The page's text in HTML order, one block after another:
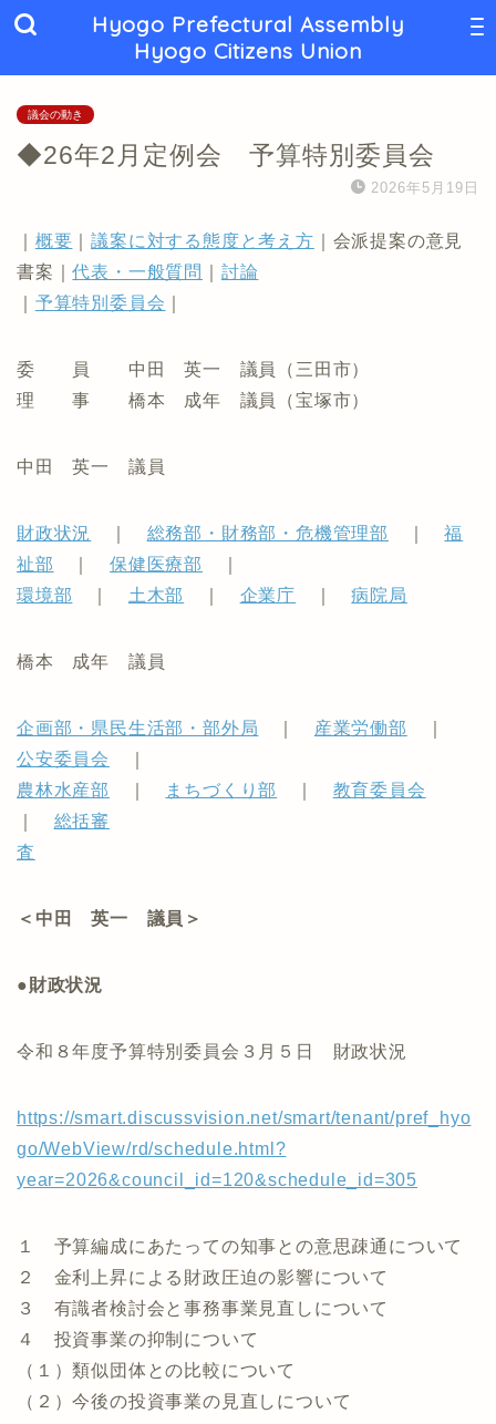
Hyogo Prefectural Assembly
Hyogo Citizens Union
議会の動き
◆26年2月定例会 予算特別委員会
2026年5月19日
概要 ｜議案に対する態度と考え方 ｜会派提案の意見
書案｜代表・一般質問
討論
予算特別委員会
委 員 中田 英一 議員（三田市）
理 事 橋本 成年 議員（宝塚市）
中田 英一 議員
財政状況 総務部・財務部・危機管理部 ｜福
祉部 ｜保健医療部
環境部
土木部 企業庁 ｜病院局
橋本 成年 議員
企画部・県民生活部・部外局 産業労働部
公安委員会
農林水産部
まちづくり部
教育委員会
総括審
査
＜中田 英一 議員＞
●財政状況
令和８年度予算特別委員会３月５日 財政状況
https://smart.discussvision.net/smart/tenant/pref_hyo
go/WebView/rd/schedule.html?
year=2026&council_id=120&schedule_id=305
１ 予算編成にあたっての知事との意思疎通について
２ 金利上昇による財政圧迫の影響について
３ 有識者検討会と事務事業見直しについて
４ 投資事業の抑制について
（１）類似団体との比較について
（２）今後の投資事業の見直しについて